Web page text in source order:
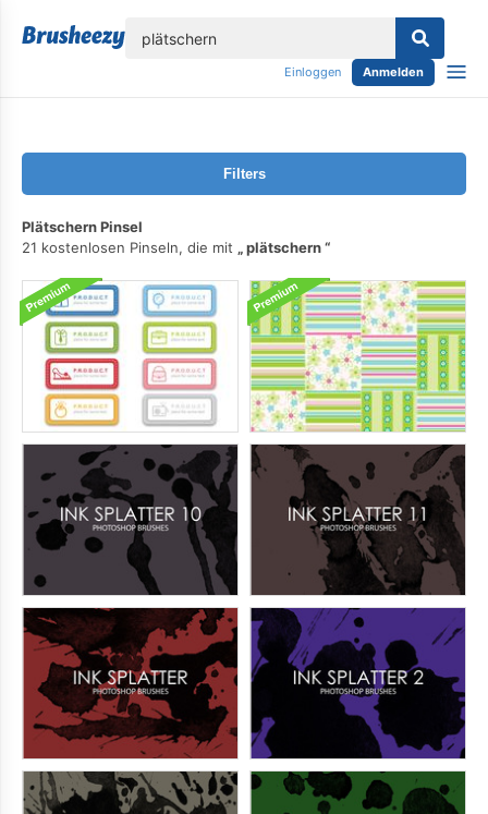
Einloggen Anmelden
Filters
Plätschern Pinsel
21 kostenlosen Pinseln, die mit
plätschern